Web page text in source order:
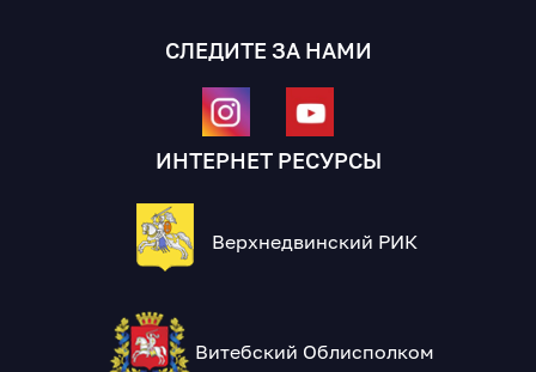
СЛЕДИТЕ ЗА НАМИ
ИНТЕРНЕТ РЕСУРСЫ
Верхнедвинский РИК
Витебский Облисполком